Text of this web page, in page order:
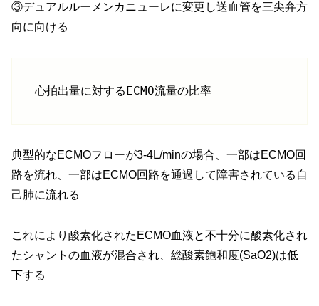
③デュアルルーメンカニューレに変更し送血管を三尖弁方
向に向ける
心拍出量に対するECMO流量の比率
典型的なECMOフローが3-4L/minの場合、一部はECMO回
路を流れ、一部はECMO回路を通過して障害されている自
己肺に流れる
これにより酸素化されたECMO血液と不十分に酸素化され
たシャントの血液が混合され、総酸素飽和度(SaO2)は低
下する